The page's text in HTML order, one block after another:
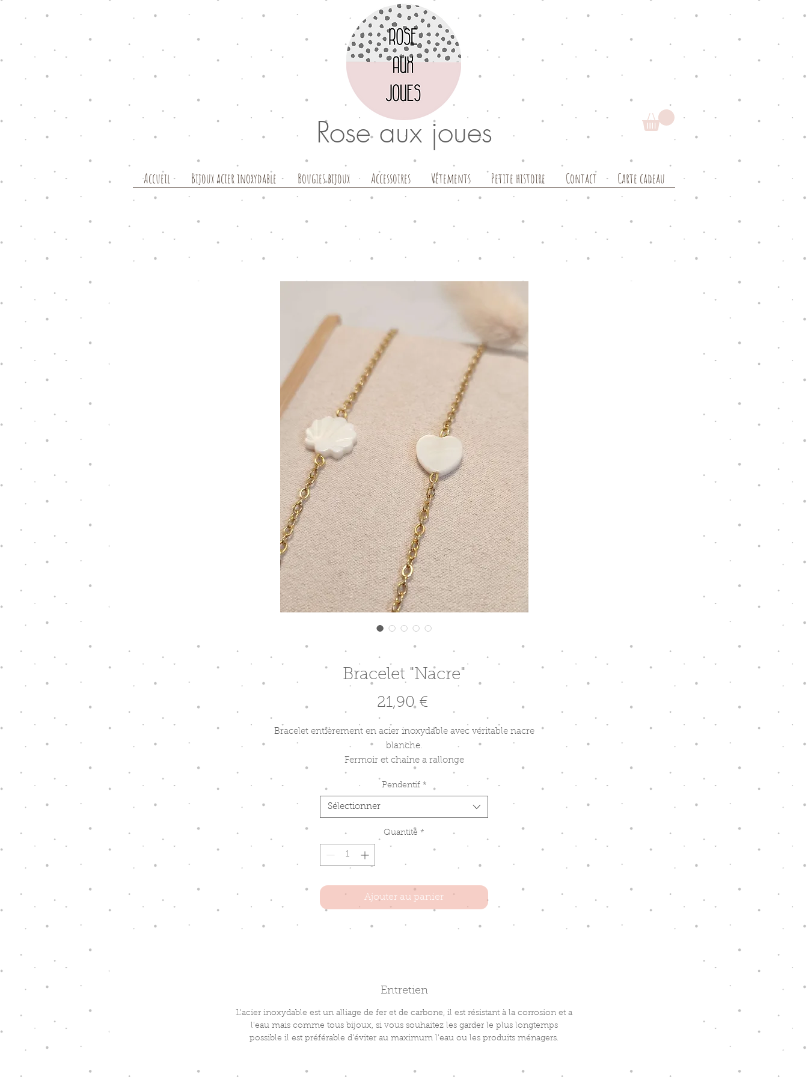
Rose aux joues
Accueil Bijoux acier inoxydable Bougies bijoux Accessoires Vêtements Petite histoire Contact Carte cadeau
Bracelet "Nacre"
21,90 €
Bracelet entièrement en acier inoxydable avec véritable nacre
blanche.
Fermoir et chaîne a rallonge
Pendentif *
Sélectionner
Quantité *
Ajouter au panier
Entretien
L'acier inoxydable est un alliage de fer et de carbone, il est résistant à la corrosion et a
l'eau mais comme tous bijoux, si vous souhaitez les garder le plus longtemps
possible il est préférable d’éviter au maximum l'eau ou les produits ménagers.